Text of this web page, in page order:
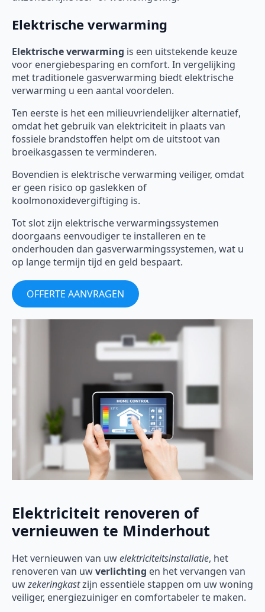
Elektrische verwarming
Elektrische verwarming is een uitstekende keuze
voor energiebesparing en comfort. In vergelijking
met traditionele gasverwarming biedt elektrische
verwarming u een aantal voordelen.
Ten eerste is het een milieuvriendelijker alternatief,
omdat het gebruik van elektriciteit in plaats van
fossiele brandstoffen helpt om de uitstoot van
broeikasgassen te verminderen.
Bovendien is elektrische verwarming veiliger, omdat
er geen risico op gaslekken of
koolmonoxidevergiftiging is.
Tot slot zijn elektrische verwarmingssystemen
doorgaans eenvoudiger te installeren en te
onderhouden dan gasverwarmingssystemen, wat u
op lange termijn tijd en geld bespaart.
OFFERTE AANVRAGEN
Elektriciteit renoveren of
vernieuwen te Minderhout
Het vernieuwen van uwelektriciteitsinstallatie, het
renoveren van uwverlichting en het vervangen van
uwzekeringkastzijn essentiële stappen om uw woning
veiliger, energiezuiniger en comfortabeler te maken.